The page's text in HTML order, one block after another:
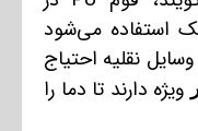
استفاده می‌شود
نقلیه احتیاج
ویژه دارند تا دما را